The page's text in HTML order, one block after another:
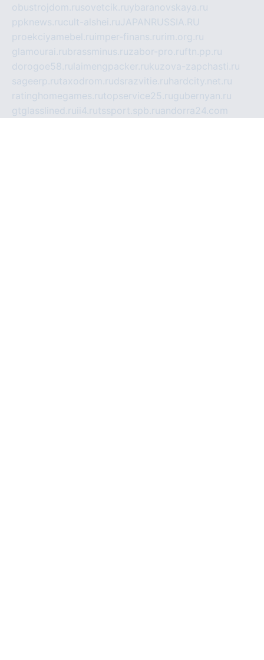
obustrojdom.rusovetcik.ruybaranovskaya.ru
ppknews.rucult-alshei.ruJAPANRUSSIA.RU
proekciyamebel.ru imper-finans.ru rim.org.ru
glamourai.rubrassminus.ruzabor-pro.ruftn.pp.ru
dorogoe58.ru laimengpacker.rukuzova-zapchasti.ru
sageerp.rutaxodrom.rudsrazvitie.ru hardcity.net.ru
ratinghomegames.rutopservice25.rugubernyan.ru
gtglasslined.ru ii4.rutssport.spb.ruandorra24.com